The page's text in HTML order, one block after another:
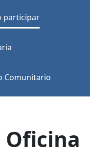
participar
Comunitario
Oficina